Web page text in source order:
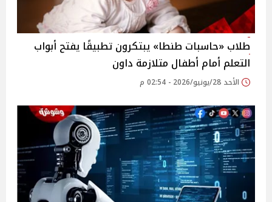
طلاب «حاسبات طنطا» يبتكرون تطبيقًا يفتح أبواب
التعلم أمام أطفال متلازمة داون
الأحد 28/يونيو/2026 - 02:54 م